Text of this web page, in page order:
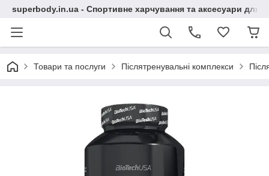
superbody.in.ua - Спортивне харчування та аксесуари для
Товари та послуги Післятренувальні комплекси